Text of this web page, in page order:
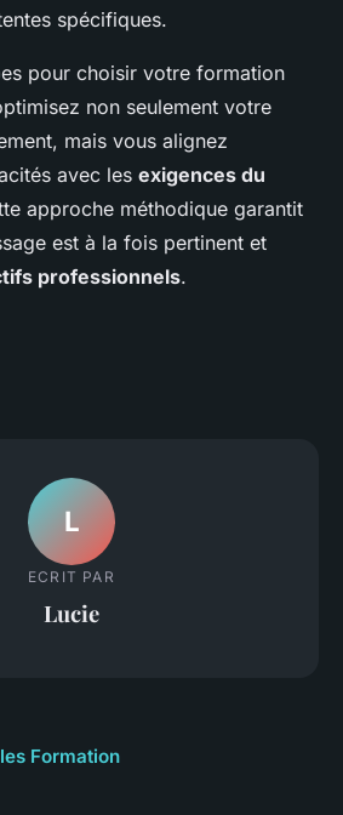
spécifiques.
pour choisir votre formation
non seulement votre
mais vous alignez
avec les exigences du
approche méthodique garantit
est à la fois pertinent et
professionnels.
L
ECRIT PAR
Lucie
Formation